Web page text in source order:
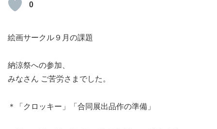
0
絵画サークル９月の課題
納涼祭への参加、
みなさん ご苦労さまでした。
＊「クロッキー」「合同展出品作の準備」